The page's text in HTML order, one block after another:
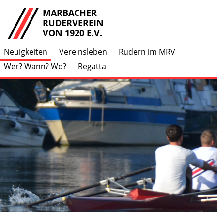
MARBACHER
RUDERVEREIN
VON 1920 E.V.
Neuigkeiten Vereinsleben
Rudern im MRV
Wer? Wann? Wo?
Regatta